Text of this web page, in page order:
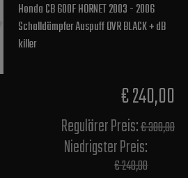
Honda CB 600F HORNET 2003 - 2006
Schalldämpfer Auspuff OVR BLACK + dB
killer
€ 240,00
Regulärer Preis:€ 300,00
Niedrigster Preis:
€ 240,00